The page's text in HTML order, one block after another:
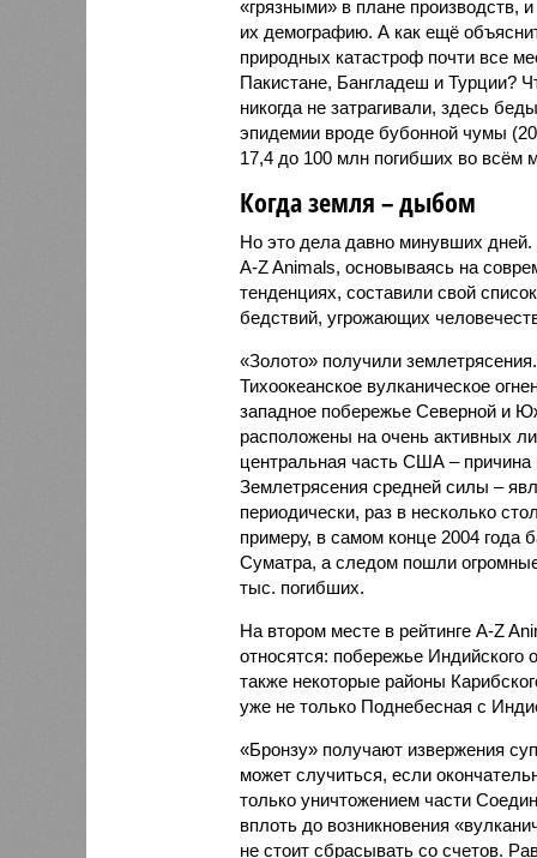
«грязными» в плане производств,
их демографию. А как ещё
природных катастроф почти все
Пакистане, Бангладеш и Турции?
никогда не затрагивали, здесь
эпидемии вроде бубонной чумы
17,4 до 100 млн погибших во всём
Когда земля – дыбом
Но это дела давно минувших
A-Z Animals, основываясь на
тенденциях, составили свой
бедствий, угрожающих
«Золото» получили
Тихоокеанское вулканическое
западное побережье Северной и
расположены на очень активных
центральная часть США –
Землетрясения средней силы –
периодически, раз в несколько
примеру, в самом конце 2004 года
Суматра, а следом пошли
тыс. погибших.
На втором месте в рейтинге A-Z
относятся: побережье
также некоторые районы
уже не только Поднебесная с
«Бронзу» получают извержения
может случиться, если
только уничтожением части
вплоть до возникновения
не стоит сбрасывать со счетов.